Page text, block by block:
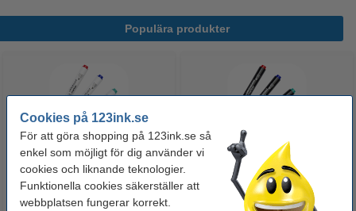
Cookies på 123ink.se
För att göra shopping på 123ink.se så
enkel som möjligt för dig använder vi
cookies och liknande teknologier.
Funktionella cookies säkerställer att
webbplatsen fungerar korrekt.
Populära produkter
123ink | sorterade färger | 4st
Märkpenna permanent 2.5mm |
123ink | 4st